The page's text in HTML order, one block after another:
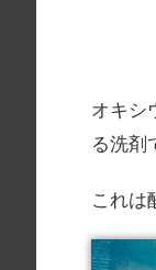
オキシ
る洗剤
これは